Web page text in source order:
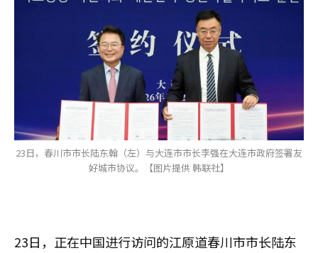
23日，春川市市长陆东翰（左）与大连市市长李强在大连市政府签署友
好城市协议。【图片提供 韩联社】
23日，正在中国进行访问的江原道春川市市长陆东